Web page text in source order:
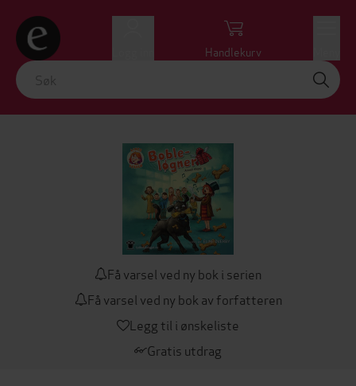
Handlekurv
Få varsel ved ny bok i serien
Få varsel ved ny bok av forfatteren
Legg til i ønskeliste
Gratis utdrag